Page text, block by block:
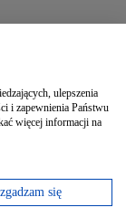
ulepszenia
i zapewnienia Państwu
więcej informacji na
się